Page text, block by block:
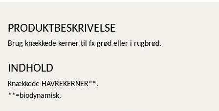
PRODUKTBESKRIVELSE
Brug knækkede kerner til fx grød eller i rugbrød.
INDHOLD
Knækkede HAVREKERNER**.
**=biodynamisk.